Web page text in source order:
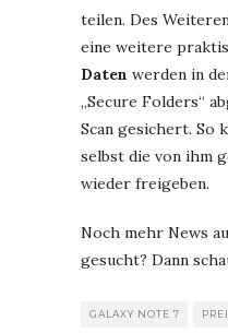
teilen. Des
eine weitere
Daten werden in
„Secure Folders“
Scan gesichert. So
selbst die von ihm
wieder freigeben.
Noch mehr News
gesucht? Dann
GALAXY NOTE 7